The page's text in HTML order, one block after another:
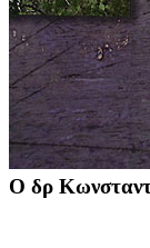
O δρ